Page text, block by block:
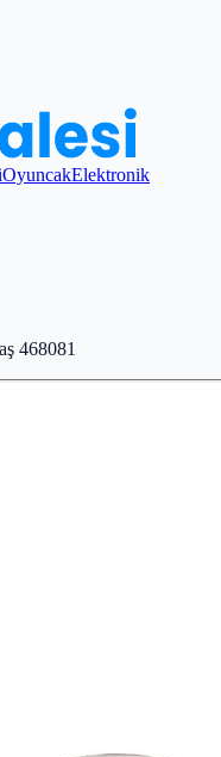
OyuncakElektronik
468081